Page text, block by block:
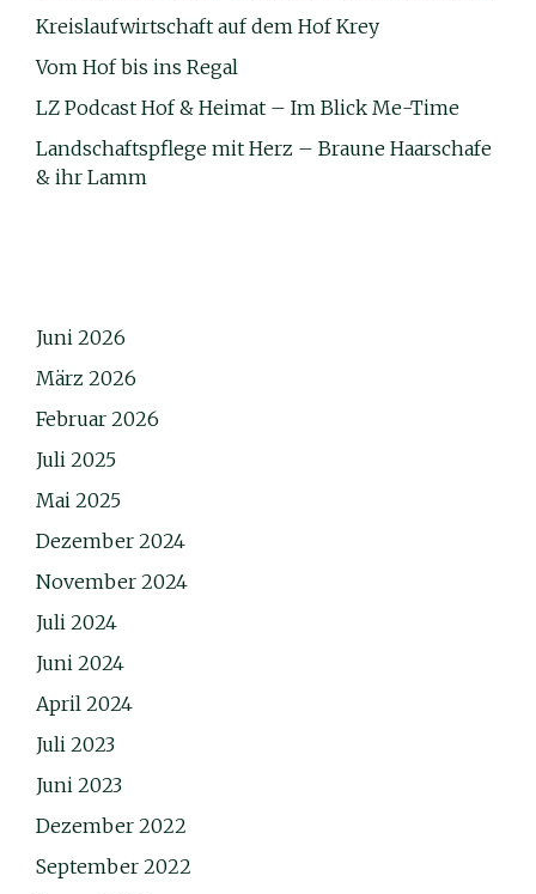
Kreislaufwirtschaft auf dem Hof Krey
Vom Hof bis ins Regal
LZ Podcast Hof & Heimat – Im Blick Me-Time
Landschaftspflege mit Herz – Braune Haarschafe
& ihr Lamm
Juni 2026
März 2026
Februar 2026
Juli 2025
Mai 2025
Dezember 2024
November 2024
Juli 2024
Juni 2024
April 2024
Juli 2023
Juni 2023
Dezember 2022
September 2022